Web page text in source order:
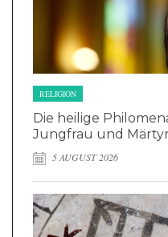
RELIGION
Die heilige
Jungfrau und
5 AUGUST 2026